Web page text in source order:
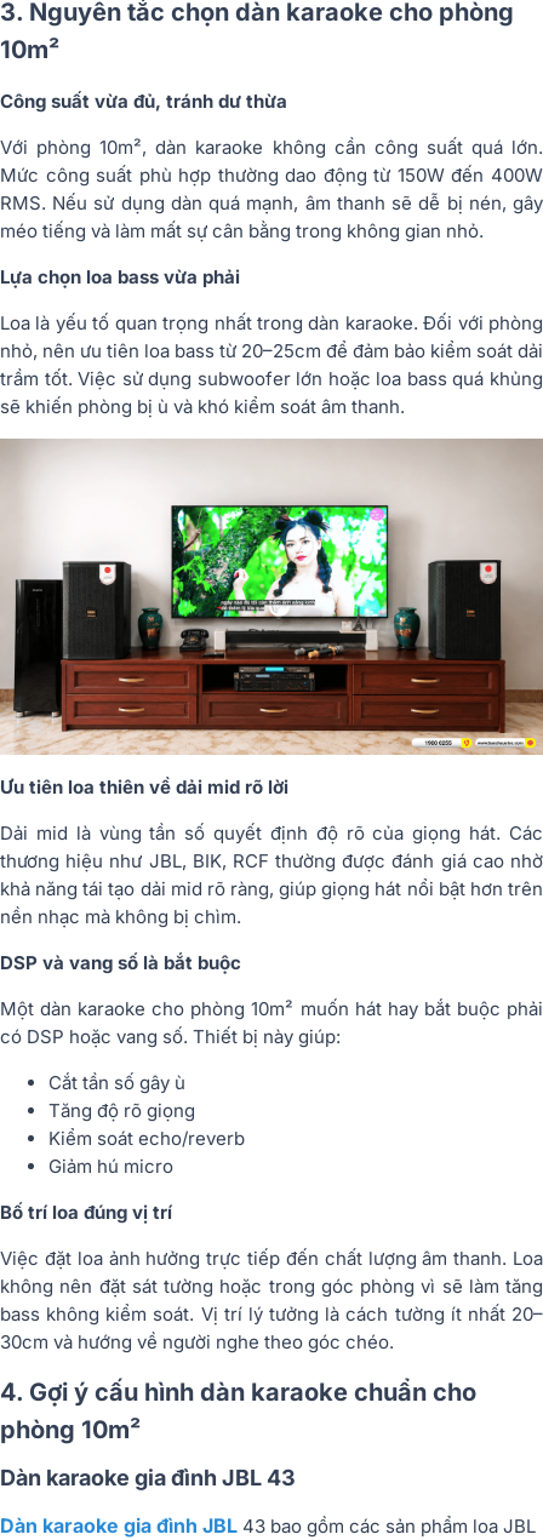
3. Nguyên tắc chọn dàn karaoke cho phòng
10m²
Công suất vừa đủ, tránh dư thừa
Với phòng 10m², dàn karaoke không cần công suất quá lớn.
Mức công suất phù hợp thường dao động từ 150W đến 400W
RMS. Nếu sử dụng dàn quá mạnh, âm thanh sẽ dễ bị nén, gây
méo tiếng và làm mất sự cân bằng trong không gian nhỏ.
Lựa chọn loa bass vừa phải
Loa là yếu tố quan trọng nhất trong dàn karaoke. Đối với phòng
nhỏ, nên ưu tiên loa bass từ 20–25cm để đảm bảo kiểm soát dải
trầm tốt. Việc sử dụng subwoofer lớn hoặc loa bass quá khủng
sẽ khiến phòng bị ù và khó kiểm soát âm thanh.
Ưu tiên loa thiên về dải mid rõ lời
Dải mid là vùng tần số quyết định độ rõ của giọng hát. Các
thương hiệu như JBL, BIK, RCF thường được đánh giá cao nhờ
khả năng tái tạo dải mid rõ ràng, giúp giọng hát nổi bật hơn trên
nền nhạc mà không bị chìm.
DSP và vang số là bắt buộc
Một dàn karaoke cho phòng 10m² muốn hát hay bắt buộc phải
có DSP hoặc vang số. Thiết bị này giúp:
Cắt tần số gây ù
Tăng độ rõ giọng
Kiểm soát echo/reverb
Giảm hú micro
Bố trí loa đúng vị trí
Việc đặt loa ảnh hưởng trực tiếp đến chất lượng âm thanh. Loa
không nên đặt sát tường hoặc trong góc phòng vì sẽ làm tăng
bass không kiểm soát. Vị trí lý tưởng là cách tường ít nhất 20–
30cm và hướng về người nghe theo góc chéo.
4. Gợi ý cấu hình dàn karaoke chuẩn cho
phòng 10m²
Dàn karaoke gia đình JBL 43
Dàn karaoke gia đình JBL 43 bao gồm các sản phẩm loa JBL